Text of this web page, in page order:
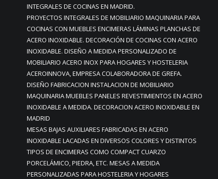
INTEGRALES DE COCINAS EN MADRID.
PROYECTOS INTEGRALES DE MOBILIARIO MAQUINARIA PARA
COCINAS CON MUEBLES ENCIMERAS LÁMINAS PLANCHAS DE
ACERO INOXIDABLE. DECORACIÓN DE COCINAS CON ACERO
INOXIDABLE. DISEÑO A MEDIDA PERSONALIZADO DE
MOBILIARIO ACERO INOX PARA HOGARES Y HOSTELERIA
ACEROINNOVA, EMPRESA COLABORADORA DE GREFA.
DISEÑO FABRICACION INSTALACION DE MOBILIARIO
MAQUINARIA MUEBLES PANELES REVESTIMIENTOS EN ACERO
INOXIDABLE A MEDIDA. DECORACION ACERO INOXIDABLE EN
MADRID
MESAS BAJAS AUXILIARES FABRICADAS EN ACERO
INOXIDABLE LACADAS EN DIVERSOS COLORES Y DISTINTOS
TIPOS DE ENCIMERAS COMO COMPACT CUARZO
PORCELÁMICO, PIEDRA, ETC. MESAS A MEDIDA
PERSONALIZADAS PARA HOSTELERIA Y HOGARES